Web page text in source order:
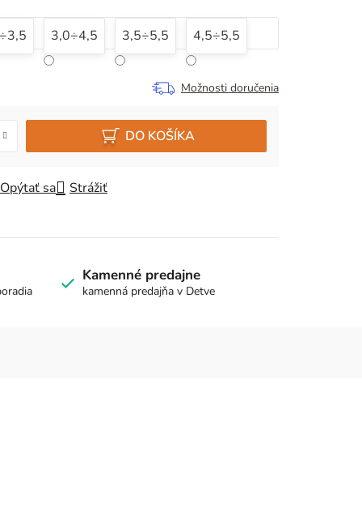
3,0÷4,5 3,5÷5,5 4,5÷5,5
Možnosti doručenia
DO KOŠÍKA
Opýtať sa Strážiť
Kamenné predajne
kamenná predajňa v Detve